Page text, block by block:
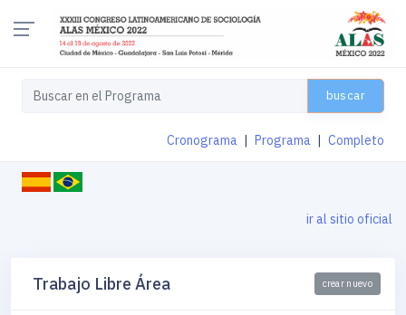
buscar
Cronograma Programa Completo
ir al sitio oficial
Trabajo Libre Área crear nuevo